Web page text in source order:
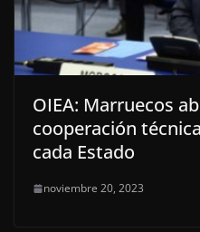
OIEA: Marruecos
cooperación
cada Estado
noviembre 20, 2023